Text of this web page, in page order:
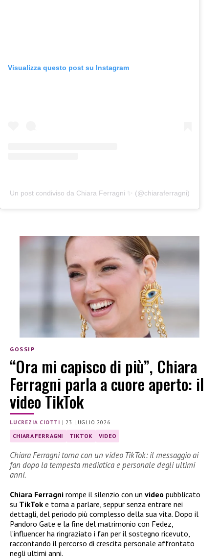
Visualizza questo post su Instagram
Un post condiviso da Chiara Ferragni ✨ (@chiaraferragni)
GOSSIP
“Ora mi capisco di più”, Chiara
Ferragni parla a cuore aperto: il
video TikTok
LUCREZIA CIOTTI | 23 LUGLIO 2026
CHIARA FERRAGNI TIKTOK VIDEO
Chiara Ferragni torna con un video TikTok: il messaggio ai
fan dopo la tempesta mediatica e personale degli ultimi
anni.
Chiara Ferragni rompe il silenzio con un video pubblicato
su TikTok e torna a parlare, seppur senza entrare nei
dettagli, del periodo più complesso della sua vita. Dopo il
Pandoro Gate e la fine del matrimonio con Fedez,
l’influencer ha ringraziato i fan per il sostegno ricevuto,
raccontando il percorso di crescita personale affrontato
negli ultimi anni.